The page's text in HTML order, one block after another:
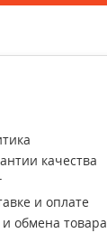
качества
и оплате
обмена товара